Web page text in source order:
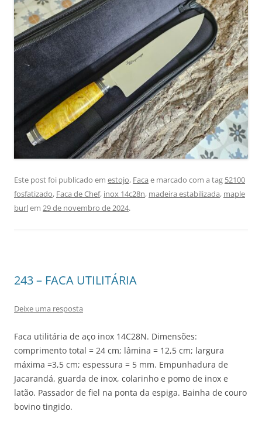
Este post foi publicado em estojo, Faca e marcado com a tag 52100
fosfatizado, Faca de Chef, inox 14c28n, madeira estabilizada, maple
burlem 29 de novembro de 2024.
243 – FACA UTILITÁRIA
Deixe uma resposta
Faca utilitária de aço inox 14C28N. Dimensões:
comprimento total = 24 cm; lâmina = 12,5 cm; largura
máxima =3,5 cm; espessura = 5 mm. Empunhadura de
Jacarandá, guarda de inox, colarinho e pomo de inox e
latão. Passador de fiel na ponta da espiga. Bainha de couro
bovino tingido.